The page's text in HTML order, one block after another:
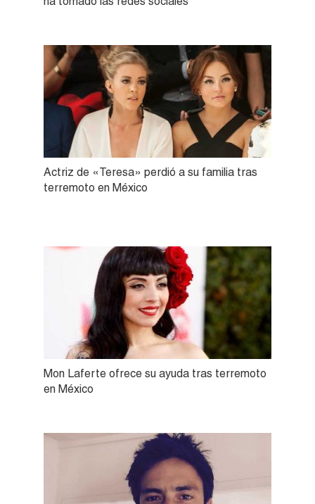
Actriz de «Teresa» perdió a su familia tras
terremoto en México
Mon Laferte ofrece su ayuda tras terremoto
en México